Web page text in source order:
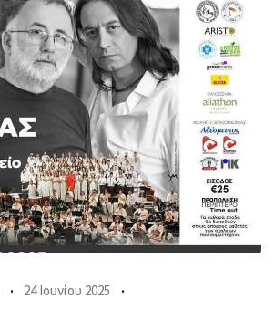
24 Ιουνίου 2025